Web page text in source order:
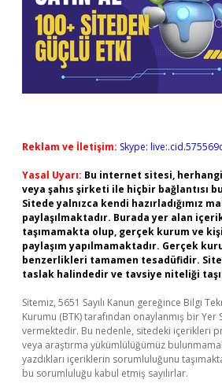
Reklam ve İletişim: Skype:
Yasal Uyarı: Bu internet sitesi,
veya şahıs şirketi ile hiçbir bağlantısı
Sitede yalnızca kendi hazırladığımız
paylaşılmaktadır. Burada yer alan
taşımamakta olup, gerçek kurum ve
paylaşım yapılmamaktadır. Gerçek
benzerlikleri tamamen tesadüfidir.
taslak halindedir ve tavsiye niteliği
Sitemiz, 5651 Sayılı Kanun gereğince Bilgi
Kurumu (BTK) tarafından onaylanmış bir Yer
vermektedir. Bu nedenle, sitedeki içerikleri
veya araştırma yükümlülüğümüz
yazdıkları içeriklerin sorumluluğunu
bu sorumluluğu kabul etmiş sayılırlar.